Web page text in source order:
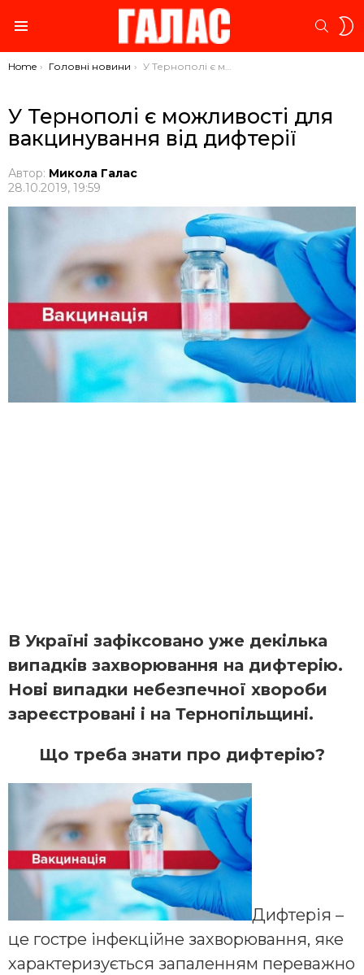
You are here:
Home Головні новини У Тернополі є можливості для вакцинування від дифтерії
У Тернополі є можливості для
вакцинування від дифтерії
Автор: Микола Галас
28.10.2019, 19:59
В Україні зафіксовано уже декілька
випадків захворювання на дифтерію.
Нові випадки небезпечної хвороби
зареєстровані і на Тернопільщині.
Що треба знати про дифтерію?
Дифтерія –
це гостре інфекційне захворювання, яке
характеризується запаленням переважно